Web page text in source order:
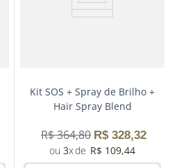
Kit SOS + Spray de Brilho +
Hair Spray Blend
R$364,80 R$ 328,32
3
R$ 109,44